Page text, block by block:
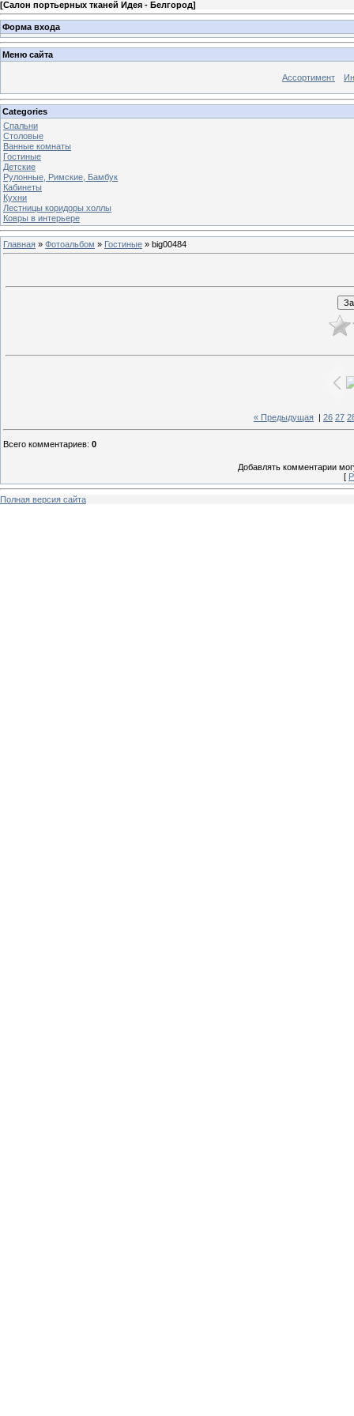
[Салон портьерных тканей Идея - Белгород]
Форма входа
Меню сайта
Ассортимент
Categories
Спальни
Столовые
Ванные комнаты
Гостиные
Детские
Рулонные, Римские, Бамбук
Кабинеты
Кухни
Лестницы коридоры холлы
Ковры в интерьере
Главная » Фотоальбом » Гостиные » big00484
« Предыдущая 26 27
Всего комментариев: 0
Добавлять комментарии
[
Полная версия сайта